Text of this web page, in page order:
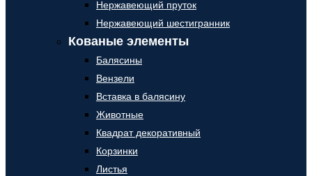
Нержавеющий пруток
Нержавеющий шестигранник
Кованые элементы
Балясины
Вензели
Вставка в балясину
Животные
Квадрат декоративный
Корзинки
Листья